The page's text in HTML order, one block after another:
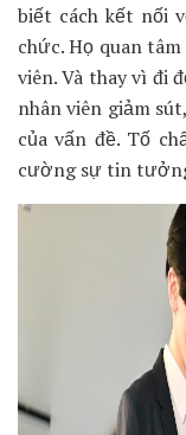
biết cách kết nối
chức. Họ quan
viên. Và thay vì đi
nhân viên giảm
của vấn đề. Tố
cường sự tin